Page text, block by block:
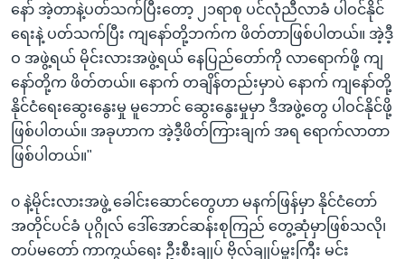
နော် အဲ့တာနဲ့ပတ်သက်ပြီးတော့ ၂၁ရာစု ပင်လုံညီလာခံ ပါဝင်နိုင်
ရေးနဲ့ ပတ်သက်ပြီး ကျနော်တို့ဘက်က ဖိတ်တာဖြစ်ပါတယ်။ အဲ့ဒီ့
ဝ အဖွဲ့ရယ် မိုင်းလားအဖွဲ့ရယ် နေပြည်တော်ကို လာရောက်ဖို့ ကျ
နော်တို့က ဖိတ်တယ်။ နောက် တချိန်တည်းမှာပဲ နောက် ကျနော်တို့
နိုင်ငံရေးဆွေးနွေးမှု မူဘောင် ဆွေးနွေးမှုမှာ ဒီအဖွဲ့တွေ ပါဝင်နိုင်ဖို့
ဖြစ်ပါတယ်။ အခုဟာက အဲ့ဒီ့ဖိတ်ကြားချက် အရ ရောက်လာတာ
ဖြစ်ပါတယ်။"
၀ နဲ့မိုင်းလားအဖွဲ့ ခေါင်းဆောင်တွေဟာ မနက်ဖြန်မှာ နိုင်ငံတော်
အတိုင်ပင်ခံ ပုဂ္ဂိုလ် ဒေါ်အောင်ဆန်းစုကြည် တွေ့ဆုံမှာဖြစ်သလို၊
တပ်မတော် ကာကွယ်ရေး ဦးစီးချုပ် ဗိုလ်ချုပ်မှူးကြီး မင်း